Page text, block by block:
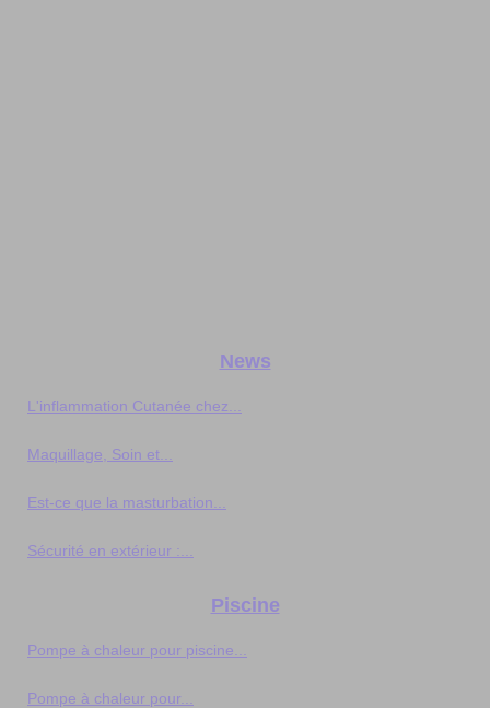
News
L'inflammation Cutanée chez...
Maquillage, Soin et...
Est-ce que la masturbation...
Sécurité en extérieur :...
Piscine
Pompe à chaleur pour piscine...
Pompe à chaleur pour...